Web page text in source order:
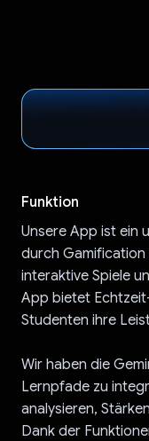
Funktion
Unsere App ist ein
durch
interaktive Spiele
App bietet
Studenten ihre
Wir haben die
Lernpfade zu
analysieren,
Dank der